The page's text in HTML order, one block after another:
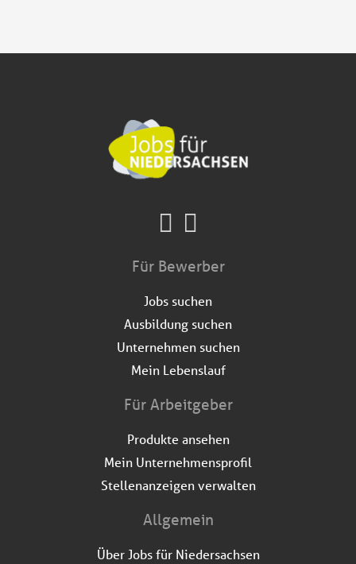
Für Bewerber
Jobs suchen
Ausbildung suchen
Unternehmen suchen
Mein Lebenslauf
Für Arbeitgeber
Produkte ansehen
Mein Unternehmensprofil
Stellenanzeigen verwalten
Allgemein
Über Jobs für Niedersachsen